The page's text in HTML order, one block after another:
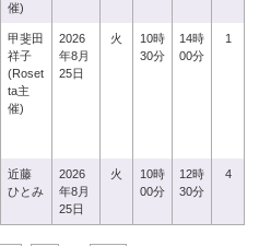
催)
甲斐田
祥子
(Roset
ta主
催)
2026
年8月
25日
火
10時
30分
14時
00分
1
近藤
ひとみ
2026
年8月
25日
火
10時
00分
12時
30分
4